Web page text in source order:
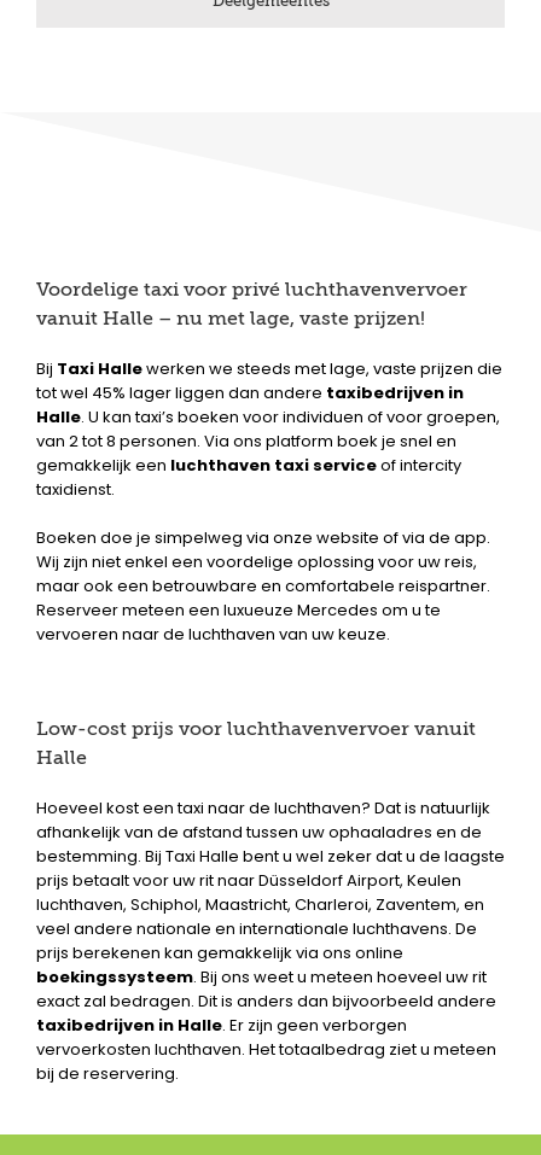
Voordelige taxi voor privé luchthavenvervoer
vanuit Halle – nu met lage, vaste prijzen!
Bij Taxi Hallewerken we steeds met lage, vaste prijzen die
tot wel 45% lager liggen dan andere taxibedrijven in
Halle. U kan taxi’s boeken voor individuen of voor groepen,
van 2 tot 8 personen. Via ons platform boek je snel en
gemakkelijk een luchthaven taxi serviceof intercity
taxidienst.
Boeken doe je simpelweg via onze website of via de app.
Wij zijn niet enkel een voordelige oplossing voor uw reis,
maar ook een betrouwbare en comfortabele reispartner.
Reserveer meteen een luxueuze Mercedes om u te
vervoeren naar de luchthaven van uw keuze.
Low-cost prijs voor luchthavenvervoer vanuit
Halle
Hoeveel kost een taxi naar de luchthaven? Dat is natuurlijk
afhankelijk van de afstand tussen uw ophaaladres en de
bestemming. Bij Taxi Halle bent u wel zeker dat u de laagste
prijs betaalt voor uw rit naar Düsseldorf Airport, Keulen
luchthaven, Schiphol, Maastricht, Charleroi, Zaventem, en
veel andere nationale en internationale luchthavens. De
prijs berekenen kan gemakkelijk via ons online
boekingssysteem. Bij ons weet u meteen hoeveel uw rit
exact zal bedragen. Dit is anders dan bijvoorbeeld andere
taxibedrijven in Halle. Er zijn geen verborgen
vervoerkosten luchthaven. Het totaalbedrag ziet u meteen
bij de reservering.